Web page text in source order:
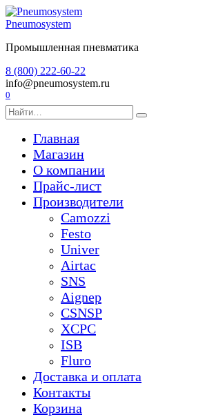
Перейти
к
Pneumosystem
Промышленная пневматика
8 (800) 222-60-22
info@pneumosystem.ru
0
Search
for:
Главная
Магазин
О компании
Прайс-лист
Производители
Camozzi
Festo
Univer
Airtac
SNS
Aignep
CSNSP
XCPC
ISB
Fluro
Доставка и оплата
Контакты
Корзина